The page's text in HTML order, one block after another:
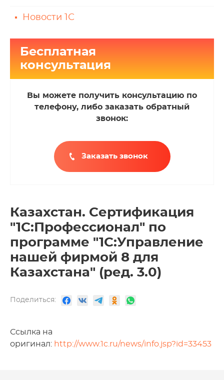
Новости 1С
Бесплатная
консультация
Вы можете получить консультацию по
телефону, либо заказать обратный
звонок:
Заказать звонок
Казахстан. Сертификация
"1С:Профессионал" по
программе "1С:Управление
нашей фирмой 8 для
Казахстана" (ред. 3.0)
Поделиться:
Ссылка на
оригинал: http://www.1c.ru/news/info.jsp?id=33453